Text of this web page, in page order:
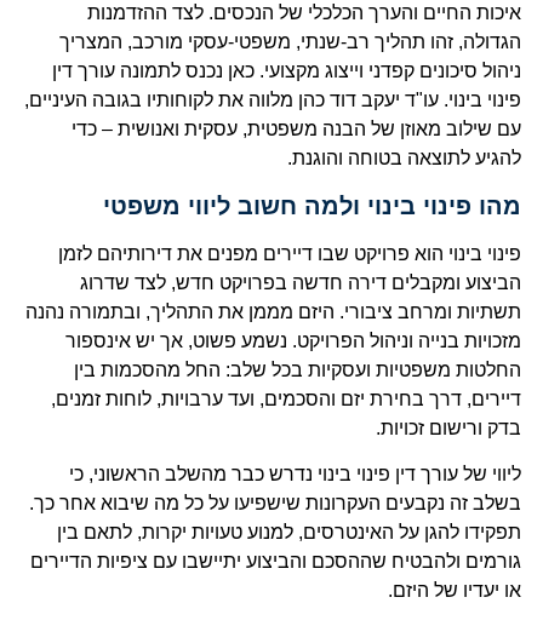
איכות החיים והערך הכלכלי של הנכסים. לצד ההזדמנות
הגדולה, זהו תהליך רב-שנתי, משפטי-עסקי מורכב, המצריך
ניהול סיכונים קפדני וייצוג מקצועי. כאן נכנס לתמונה עורך דין
פינוי בינוי. עו"ד יעקב דוד כהן מלווה את לקוחותיו בגובה העיניים,
עם שילוב מאוזן של הבנה משפטית, עסקית ואנושית – כדי
להגיע לתוצאה בטוחה והוגנת.
מהו פינוי בינוי ולמה חשוב ליווי משפטי
פינוי בינוי הוא פרויקט שבו דיירים מפנים את דירותיהם לזמן
הביצוע ומקבלים דירה חדשה בפרויקט חדש, לצד שדרוג
תשתיות ומרחב ציבורי. היזם מממן את התהליך, ובתמורה נהנה
מזכויות בנייה וניהול הפרויקט. נשמע פשוט, אך יש אינספור
החלטות משפטיות ועסקיות בכל שלב: החל מהסכמות בין
דיירים, דרך בחירת יזם והסכמים, ועד ערבויות, לוחות זמנים,
בדק ורישום זכויות.
ליווי של עורך דין פינוי בינוי נדרש כבר מהשלב הראשוני, כי
בשלב זה נקבעים העקרונות שישפיעו על כל מה שיבוא אחר כך.
תפקידו להגן על האינטרסים, למנוע טעויות יקרות, לתאם בין
גורמים ולהבטיח שההסכם והביצוע יתיישבו עם ציפיות הדיירים
או יעדיו של היזם.